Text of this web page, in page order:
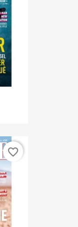
favorite_border